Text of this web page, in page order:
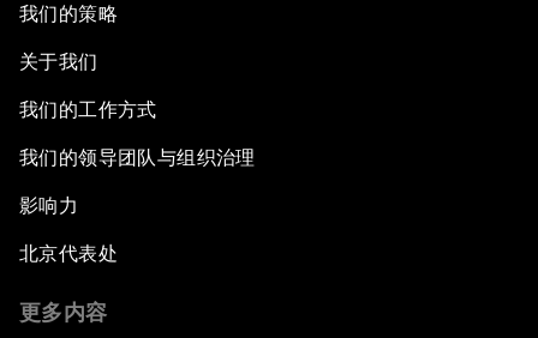
我们的策略
关于我们
我们的工作方式
我们的领导团队与组织治理
影响力
北京代表处
更多内容